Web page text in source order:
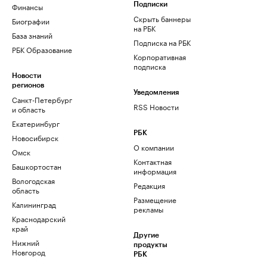
Финансы
Биографии
База знаний
РБК Образование
Новости
регионов
Санкт-Петербург
и область
Екатеринбург
Новосибирск
Омск
Башкортостан
Вологодская
область
Калининград
Краснодарский
край
Нижний
Новгород
Подписки
Скрыть баннеры
на РБК
Подписка на РБК
Корпоративная
подписка
Уведомления
RSS Новости
РБК
О компании
Контактная
информация
Редакция
Размещение
рекламы
Другие
продукты
РБК